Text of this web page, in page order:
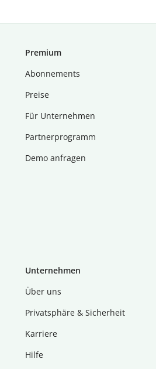
Premium
Abon­ne­ments
Preise
Für Unternehmen
Partnerprogramm
Demo anfragen
Unternehmen
Über uns
Privatsphäre & Sicherheit
Karriere
Hilfe